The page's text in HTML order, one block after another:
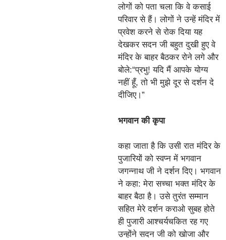
लोगों को पता चला कि वे कसाई
परिवार से हैं। लोगों ने उन्हें मंदिर में
प्रवेश करने से रोक दिया यह
देखकर सदन जी बहुत दुखी हुए वे
मंदिर के बाहर बैठकर रोने लगे और
बोले:“प्रभु! यदि मैं आपके योग्य
नहीं हूँ, तो भी मुझे दूर से दर्शन दे
दीजिए।”
भगवान की कृपा
कहा जाता है कि उसी रात मंदिर के
पुजारियों को स्वप्न में भगवान
जगन्नाथ जी ने दर्शन दिए। भगवान
ने कहा: मेरा सच्चा भक्त मंदिर के
बाहर बैठा है। उसे तुरंत सम्मान
सहित मेरे दर्शन कराओ सुबह होते
ही पुजारी आश्चर्यचकित रह गए
उन्होंने सदन जी को खोजा और